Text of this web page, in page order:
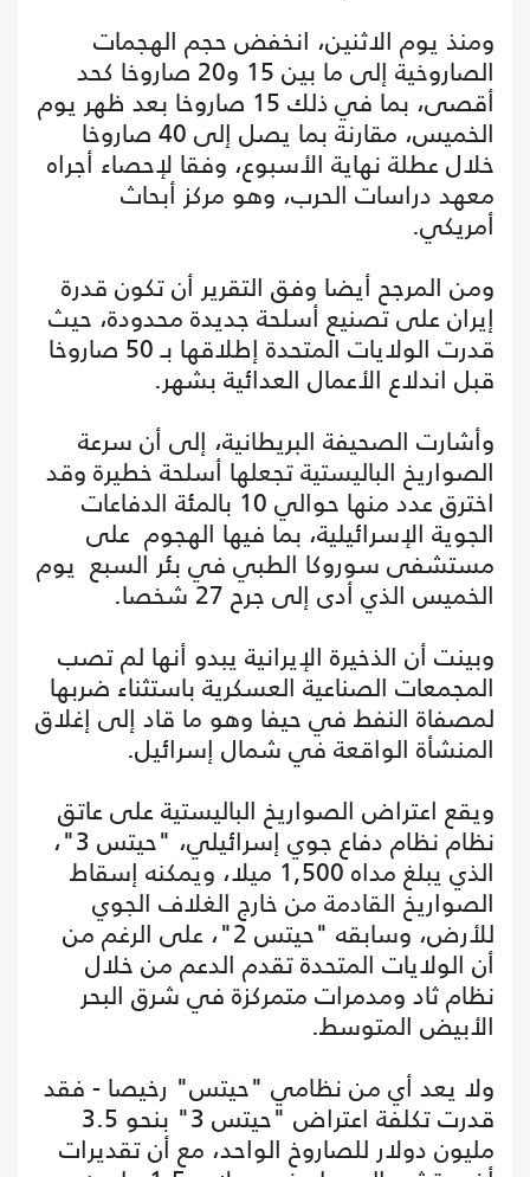
ومنذ يوم الاثنين، انخفض حجم الهجمات
الصاروخية إلى ما بين 15 و20 صاروخا كحد
أقصى، بما في ذلك 15 صاروخا بعد ظهر يوم
الخميس، مقارنة بما يصل إلى 40 صاروخا
خلال عطلة نهاية الأسبوع، وفقا لإحصاء أجراه
معهد دراسات الحرب، وهو مركز أبحاث
أمريكي.
ومن المرجح أيضا وفق التقرير أن تكون قدرة
إيران على تصنيع أسلحة جديدة محدودة، حيث
قدرت الولايات المتحدة إطلاقها بـ 50 صاروخا
قبل اندلاع الأعمال العدائية بشهر.
وأشارت الصحيفة البريطانية، إلى أن سرعة
الصواريخ الباليستية تجعلها أسلحة خطيرة وقد
اخترق عدد منها حوالي 10 بالمئة الدفاعات
الجوية الإسرائيلية، بما فيها الهجوم على
مستشفى سوروكا الطبي في بئر السبع يوم
الخميس الذي أدى إلى جرح 27 شخصا.
وبينت أن الذخيرة الإيرانية يبدو أنها لم تصب
المجمعات الصناعية العسكرية باستثناء ضربها
لمصفاة النفط في حيفا وهو ما قاد إلى إغلاق
المنشأة الواقعة في شمال إسرائيل.
ويقع اعتراض الصواريخ الباليستية على عاتق
نظام نظام دفاع جوي إسرائيلي، "حيتس 3"،
الذي يبلغ مداه 1,500 ميلا، ويمكنه إسقاط
الصواريخ القادمة من خارج الغلاف الجوي
للأرض، وسابقه "حيتس 2"، على الرغم من
أن الولايات المتحدة تقدم الدعم من خلال
نظام ثاد ومدمرات متمركزة في شرق البحر
الأبيض المتوسط.
ولا يعد أي من نظامي "حيتس" رخيصا - فقد
قدرت تكلفة اعتراض "حيتس 3" بنحو 3.5
مليون دولار للصاروخ الواحد، مع أن تقديرات